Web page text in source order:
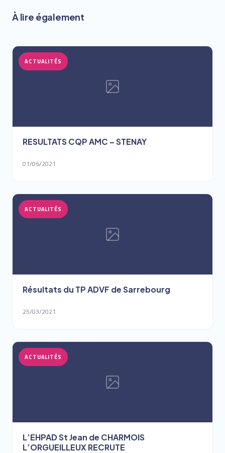
À lire également
ACTUALITÉS
RESULTATS CQP AMC – STENAY
01/06/2021
ACTUALITÉS
Résultats du TP ADVF de Sarrebourg
25/03/2021
ACTUALITÉS
L’EHPAD St Jean de CHARMOIS
L’ORGUEILLEUX RECRUTE